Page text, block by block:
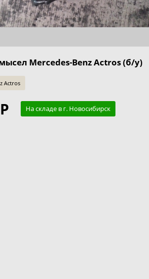
Mercedes-Benz Actros (б/у)
Actros
На складе в г. Новосибирск